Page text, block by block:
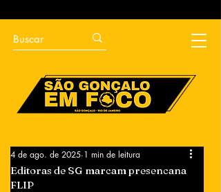
Editoras de SG marcam presencana
FLIP
4 de ago. de 2025 1 min de leitura